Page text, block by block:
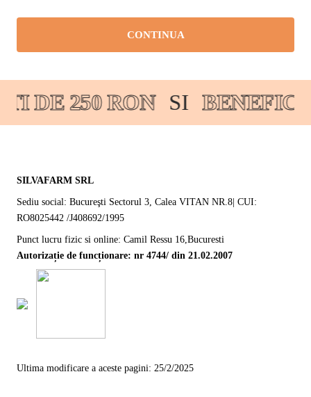
CONTINUA
DE 250 RON SI
SILVAFARM SRL
Sediu social: Bucureşti Sectorul 3, Calea VITAN NR.8| CUI:
RO8025442 /J408692/1995
Punct lucru fizic si online: Camil Ressu 16,Bucuresti
Autorizație de funcționare: nr 4744/ din 21.02.2007
Ultima modificare a aceste pagini: 25/2/2025